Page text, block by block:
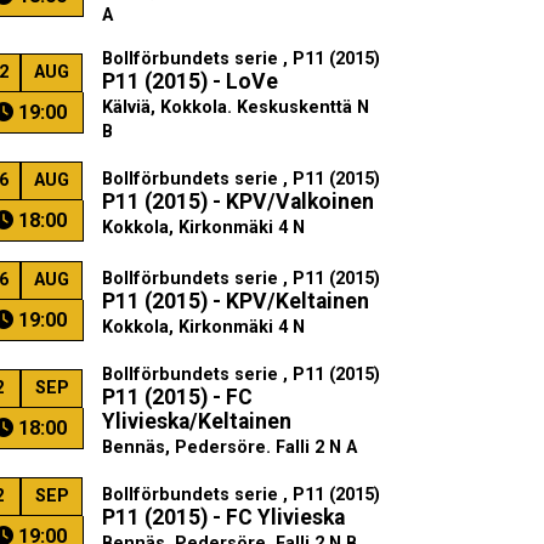
A
AUG
19:00
Bollförbundets serie , P11 (2015)
P11 (2015) - LoVe
Kälviä, Kokkola. Keskuskenttä N
B
AUG
18:00
Bollförbundets serie , P11 (2015)
P11 (2015) - KPV/Valkoinen
Kokkola, Kirkonmäki 4 N
AUG
19:00
Bollförbundets serie , P11 (2015)
P11 (2015) - KPV/Keltainen
Kokkola, Kirkonmäki 4 N
SEP
18:00
Bollförbundets serie , P11 (2015)
P11 (2015) - FC
Ylivieska/Keltainen
Bennäs, Pedersöre. Falli 2 N A
SEP
19:00
Bollförbundets serie , P11 (2015)
P11 (2015) - FC Ylivieska